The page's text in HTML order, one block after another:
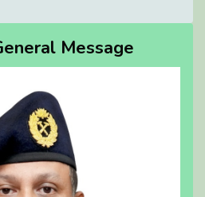
Message